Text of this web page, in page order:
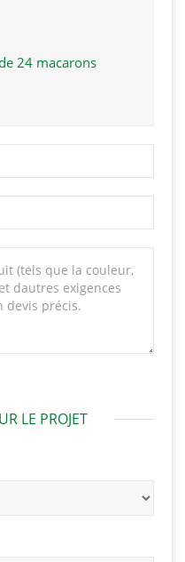
24 macarons
LE PROJET